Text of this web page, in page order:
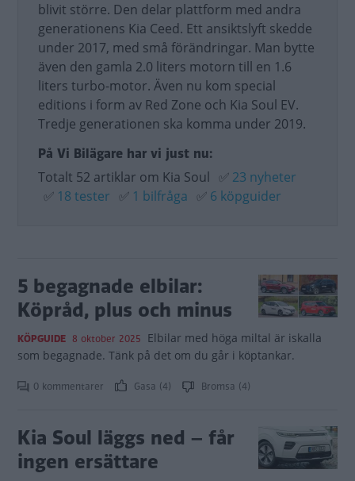
blivit större. Den delar plattform med andra
generationens Kia Ceed. Ett ansiktslyft skedde
under 2017, med små förändringar. Man bytte
även den gamla 2.0 liters motorn till en 1.6
liters turbo-motor. Även nu kom special
editions i form av Red Zone och Kia Soul EV.
Tredje generationen ska komma under 2019.
På Vi Bilägare har vi just nu:
Totalt 52 artiklar om Kia Soul ✅ 23 nyheter
✅ 18 tester ✅ 1 bilfråga ✅ 6 köpguider
5 begagnade elbilar:
Köpråd, plus och minus
KÖPGUIDE 8 oktober 2025 Elbilar med höga miltal är iskalla
som begagnade. Tänk på det om du går i köptankar.
0 kommentarer Gasa (4) Bromsa (4)
Kia Soul läggs ned – får
ingen ersättare